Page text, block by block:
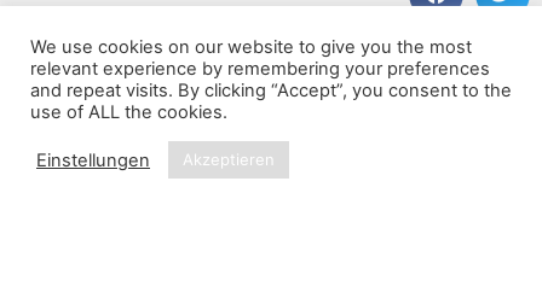
VORHERIGER BEITRAG
Echo Fields
NÄCHSTER BEITRAG
The Reel
We use cookies on our website to give you the most
relevant experience by remembering your preferences
and repeat visits. By clicking “Accept”, you consent to the
use of ALL the cookies.
Einstellungen Akzeptieren